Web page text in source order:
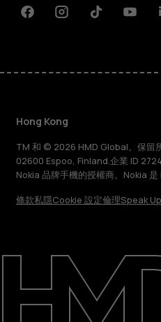
關於
維修、循環再用、回收再
支援
FacebookInstagramTiktok
Hong Kong
TM 和 © 2026 HMD Global。保留
02600 Espoo, Finland.企業 ID
Nokia 品牌手機的授權商。Nokia
條款私隱Cookie 設定倫理Speak